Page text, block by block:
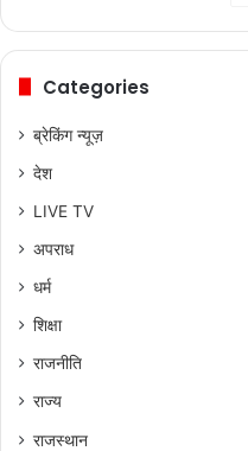
Categories
ब्रेकिंग न्यूज़
देश
LIVE TV
अपराध
धर्म
शिक्षा
राजनीति
राज्य
राजस्थान